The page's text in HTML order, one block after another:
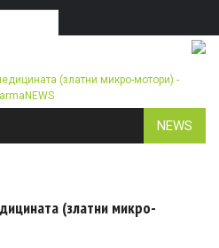
NEWS
(златни микро-